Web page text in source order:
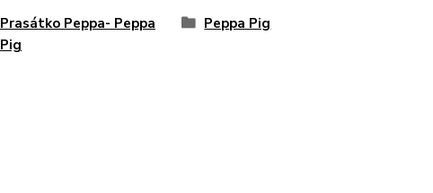
Prasátko Peppa- Peppa
Pig
Peppa Pig